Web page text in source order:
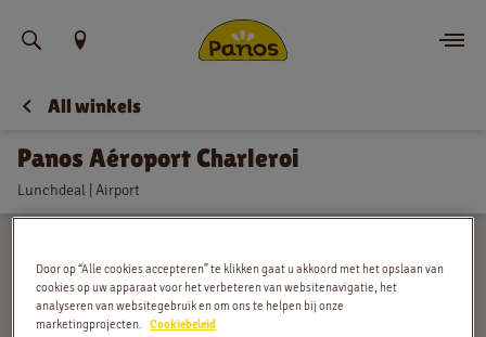
Vind uw locatie
Winkels
All winkels
Lunchdeal | Airport
Panos Aéroport Charleroi
Door op “Alle cookies accepteren” te klikken gaat u akkoord met het opslaan van
cookies op uw apparaat voor het verbeteren van websitenavigatie, het
analyseren van websitegebruik en om ons te helpen bij onze
marketingprojecten. Cookiebeleid